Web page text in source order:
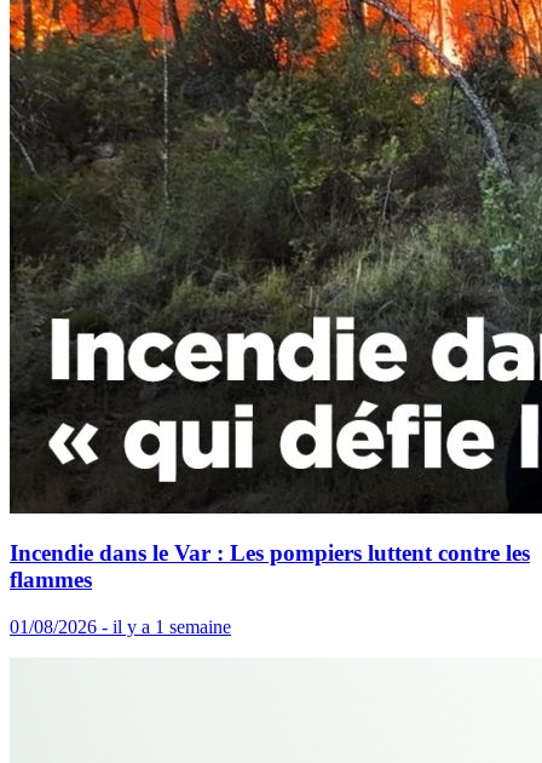
Incendie dans le Var : Les pompiers luttent contre les
flammes
01/08/2026 - il y a 1 semaine